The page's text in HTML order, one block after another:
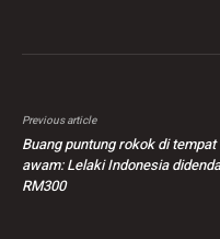
Previous article
Buang puntung rokok di tempat
awam: Lelaki Indonesia didenda
RM300